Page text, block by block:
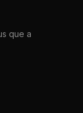
que a